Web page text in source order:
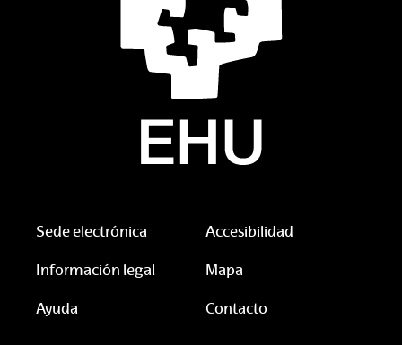
Sede electrónica Accesibilidad
Información legal Mapa
Ayuda Contacto